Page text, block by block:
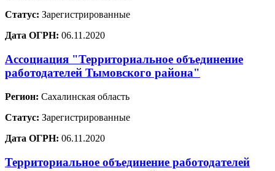
Статус: Зарегистрированные
Дата ОГРН: 06.11.2020
Ассоциация "Территориальное объединение
работодателей Тымовского района"
Регион: Сахалинская область
Статус: Зарегистрированные
Дата ОГРН: 06.11.2020
Территориальное объединение работодателей